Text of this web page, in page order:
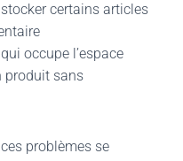
certains articles
occupe l’espace
produit sans
problèmes se